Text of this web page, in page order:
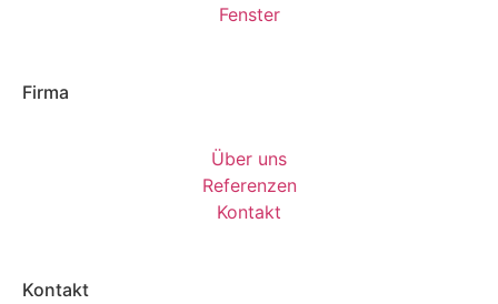
Fenster
Firma
Über uns
Referenzen
Kontakt
Kontakt